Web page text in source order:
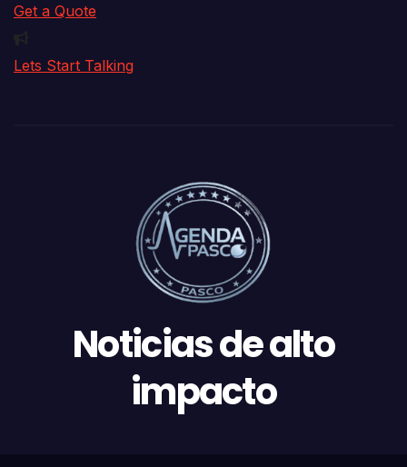
Get a Quote
Lets Start Talking
Noticias de alto
impacto